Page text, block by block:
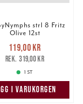
strl 8 Fritz
Olive 12st
Nuvarande pris
krTidigare pris
319,00 kr
119,00 kr
319,00 kr
1 ST
I VARUKORGEN